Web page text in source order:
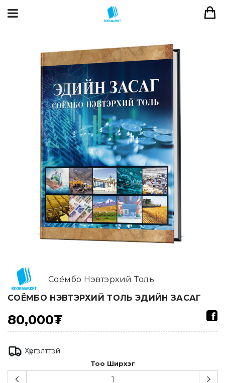
Соёмбо Нэвтэрхий Толь
СОЁМБО НЭВТЭРХИЙ ТОЛЬ ЭДИЙН ЗАСАГ
80,000₮
Хүргэлттэй
Тоо Ширхэг